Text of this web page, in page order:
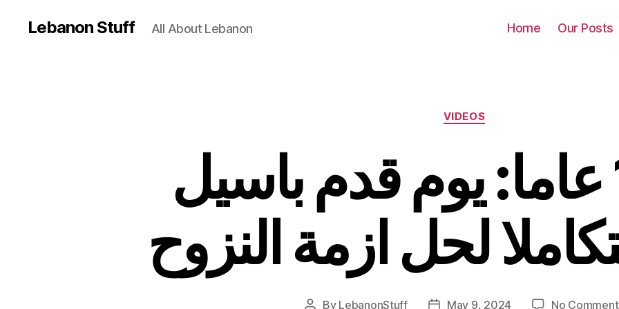
Lebanon Stuff All About Lebanon Home Our Posts
Categories
VIDEOS
قبل 11 عاما: يوم قدم باسيل
لحل ازمة النزوح
Post
By LebanonStuff
PostMay 9, 2024 No